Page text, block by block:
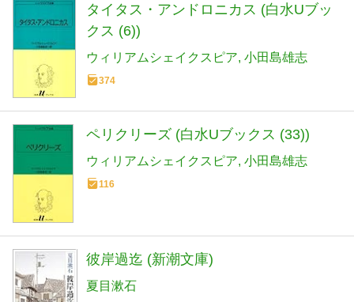
タイタス・アンドロニカス (白水Uブッ
クス (6))
ウィリアムシェイクスピア 小田島雄志
374
ペリクリーズ (白水Uブックス (33))
ウィリアムシェイクスピア 小田島雄志
116
彼岸過迄 (新潮文庫)
夏目漱石